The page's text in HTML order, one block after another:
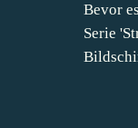
Bevor
Serie